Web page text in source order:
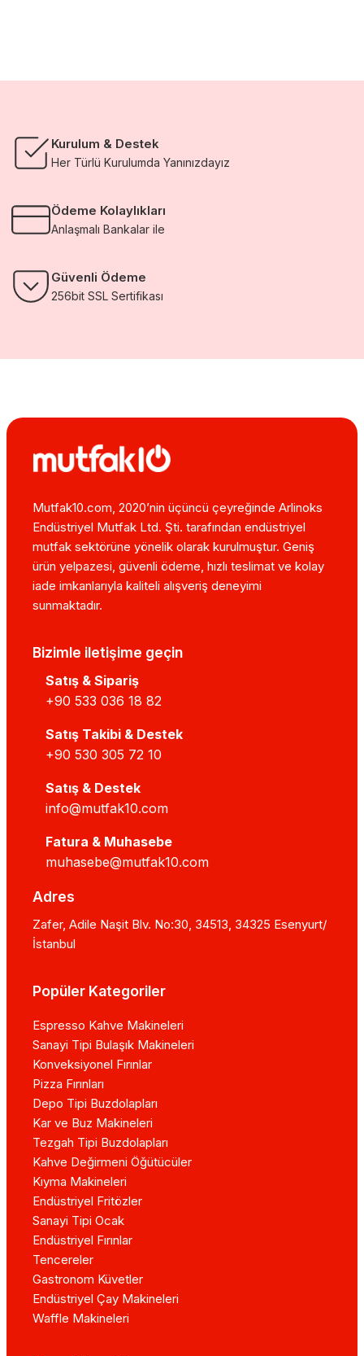
Kurulum & Destek
Her Türlü Kurulumda Yanınızdayız
Ödeme Kolaylıkları
Anlaşmalı Bankalar ile
Güvenli Ödeme
256bit SSL Sertifikası
Mutfak10.com, 2020’nin üçüncü çeyreğinde Arlinoks
Endüstriyel Mutfak Ltd. Şti. tarafından endüstriyel
mutfak sektörüne yönelik olarak kurulmuştur. Geniş
ürün yelpazesi, güvenli ödeme, hızlı teslimat ve kolay
iade imkanlarıyla kaliteli alışveriş deneyimi
sunmaktadır.
Bizimle iletişime geçin
Satış & Sipariş
+90 533 036 18 82
Satış Takibi & Destek
+90 530 305 72 10
Satış & Destek
info@mutfak10.com
Fatura & Muhasebe
muhasebe@mutfak10.com
Adres
Zafer, Adile Naşit Blv. No:30, 34513, 34325 Esenyurt/
İstanbul
Popüler Kategoriler
Espresso Kahve Makineleri
Sanayi Tipi Bulaşık Makineleri
Konveksiyonel Fırınlar
Pizza Fırınları
Depo Tipi Buzdolapları
Kar ve Buz Makineleri
Tezgah Tipi Buzdolapları
Kahve Değirmeni Öğütücüler
Kıyma Makineleri
Endüstriyel Fritözler
Sanayi Tipi Ocak
Endüstriyel Fırınlar
Tencereler
Gastronom Küvetler
Endüstriyel Çay Makineleri
Waffle Makineleri